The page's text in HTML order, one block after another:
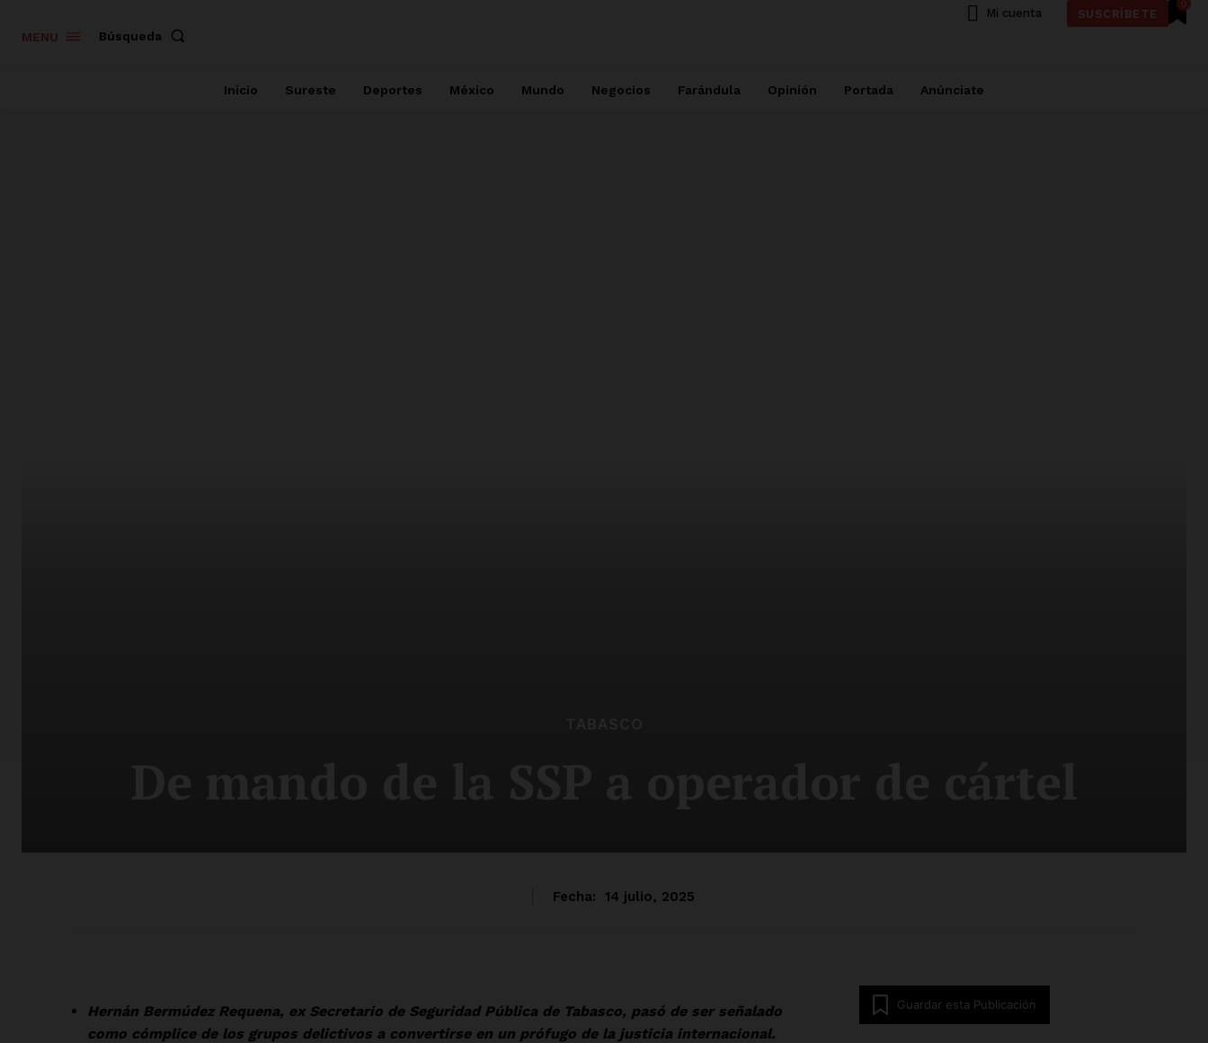
MENU Búsqueda
0
Mi cuenta SUSCRÍBETE
Inicio Sureste Deportes México Mundo Negocios Farándula Opinión Portada Anúnciate
Fecha: 14 julio, 2025
Hernán Bermúdez Requena, ex Secretario de Seguridad Pública de Tabasco, pasó de ser señalado
como cómplice de los grupos delictivos a convertirse en un prófugo de la justicia internacional.
Guardar esta Publicación